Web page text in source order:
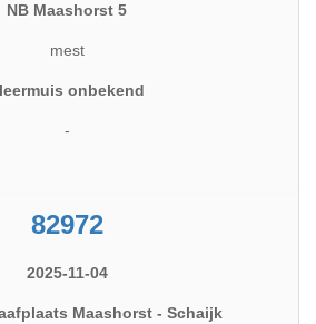
NB Maashorst 5
mest
onbekend
-
82972
2025-11-04
Maashorst - Schaijk